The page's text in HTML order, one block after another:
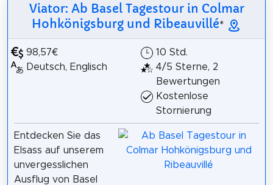
Viator: Ab Basel Tagestour in Colmar
Hohkönigsburg und Ribeauvillé*
98,57€
Deutsch, Englisch
10 Std.
4/5 Sterne, 2
Bewertungen
Kostenlose
Stornierung
Entdecken Sie das
Elsass auf unserem
unvergesslichen
Ausflug von Basel